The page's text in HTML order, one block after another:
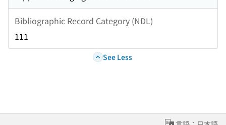
Bibliographic Record Category (NDL)
111
See Less